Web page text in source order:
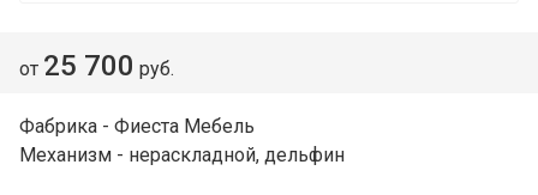
от 25 700 руб.
Фабрика - Фиеста Мебель
Механизм - нераскладной, дельфин